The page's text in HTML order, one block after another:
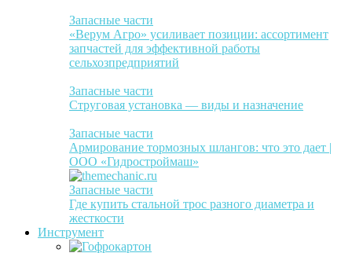
Запасные части
«Верум Агро» усиливает позиции: ассортимент
запчастей для эффективной работы
сельхозпредприятий
Запасные части
Струговая установка — виды и назначение
Запасные части
Армирование тормозных шлангов: что это дает |
ООО «Гидростроймаш»
Запасные части
Где купить стальной трос разного диаметра и
жесткости
Инструмент